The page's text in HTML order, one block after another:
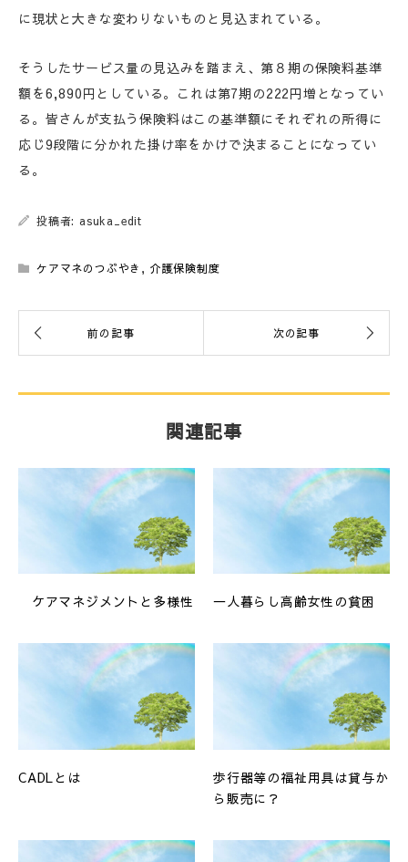
に現状と大きな変わりないものと見込まれている。
そうしたサービス量の見込みを踏まえ、第８期の保険料基準
額を6,890円としている。これは第7期の222円増となってい
る。皆さんが支払う保険料はこの基準額にそれぞれの所得に
応じ9段階に分かれた掛け率をかけで決まることになってい
る。
投稿者: asuka_edit
ケアマネのつぶやき , 介護保険制度
関連記事
ケアマネジメントと多様性 一人暮らし高齢女性の貧困
CADLとは
歩行器等の福祉用具は貸与か
ら販売に？